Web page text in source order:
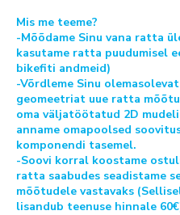
Mis me teeme?
-Mõõdame Sinu vana ratta
kasutame ratta puudumisel
bikefiti andmeid)
-Võrdleme Sinu olemasolevat
geomeetriat uue ratta
oma väljatöötatud 2D
anname omapoolsed
komponendi tasemel.
-Soovi korral koostame
ratta saabudes seadistame
mõõtudele vastavaks
lisandub teenuse hinnale